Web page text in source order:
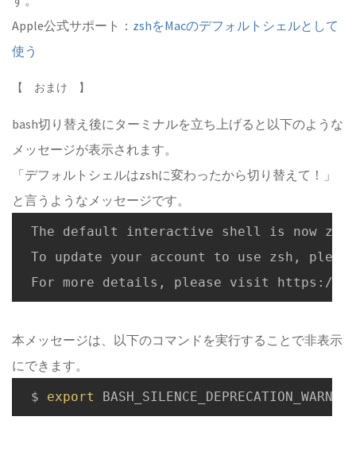
Apple公式サポート： zshをMacのデフォルトシェルとして
使う
【 おまけ 】
bash切り替え後にターミナルを立ち上げると以下のような
メッセージが表示されます。
「デフォルトシェルはzshに変わったから切り替えて！」
と言うようなメッセージです。
The default interactive shell is now zsh.
To update your account to use zsh,
本メッセージは、以下のコマンドを実行することで非表示
にできます。
$ export